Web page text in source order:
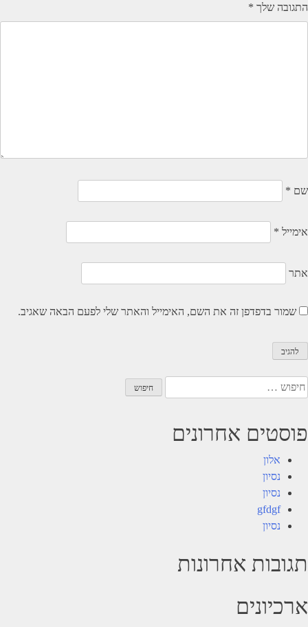
התגובה שלך *
שם *
אימייל *
אתר
שמור בדפדפן זה את השם, האימייל והאתר שלי לפעם הבאה שאגיב.
חיפוש:
פוסטים אחרונים
אלון
נסיון
נסיון
gfdgf
נסיון
תגובות אחרונות
ארכיונים